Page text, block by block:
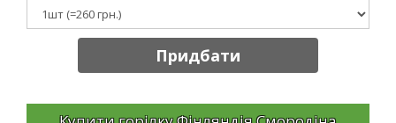
Придбати